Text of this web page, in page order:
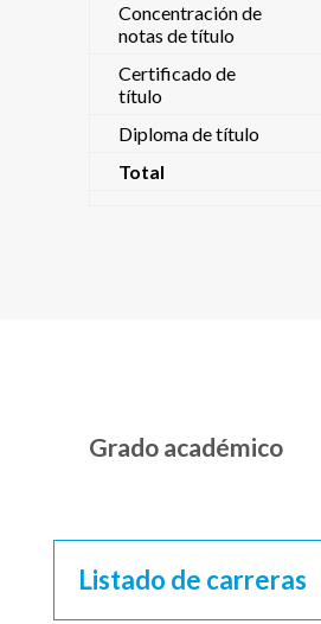
Concentración de
notas de título
Certificado de
título
Diploma de título
Total
Grado académico
Listado de carreras